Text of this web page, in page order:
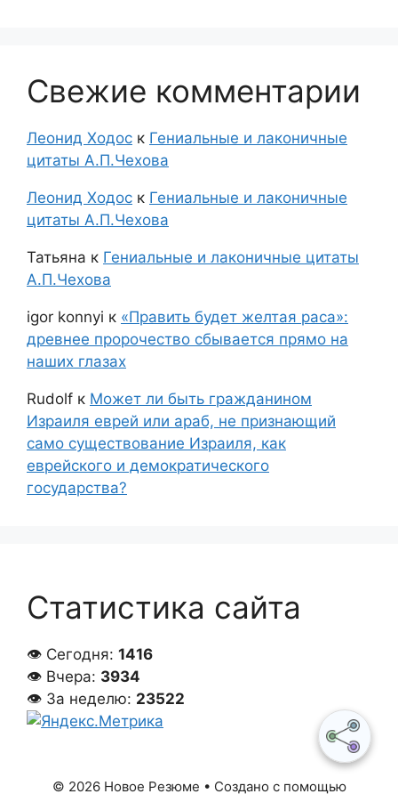
Свежие комментарии
Леонид Ходос к Гениальные и лаконичные
цитаты А.П.Чехова
Леонид Ходос к Гениальные и лаконичные
цитаты А.П.Чехова
Татьяна к Гениальные и лаконичные цитаты
А.П.Чехова
igor konnyi к «Править будет желтая раса»:
древнее пророчество сбывается прямо на
наших глазах
Rudolf к Может ли быть гражданином
Израиля еврей или араб, не признающий
само существование Израиля, как
еврейского и демократического
государства?
Статистика сайта
👁 Сегодня: 1416
👁 Вчера: 3934
👁 За неделю: 23522
© 2026 Новое Резюме • Создано с помощью